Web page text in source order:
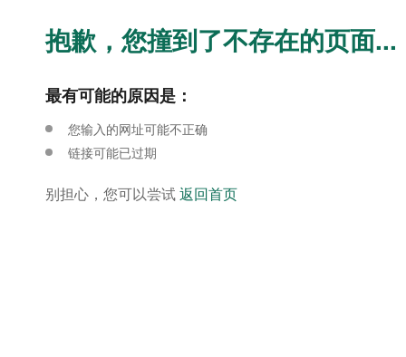
抱歉，您撞到了不存在的页面...
最有可能的原因是：
您输入的网址可能不正确
链接可能已过期
别担心，您可以尝试返回首页